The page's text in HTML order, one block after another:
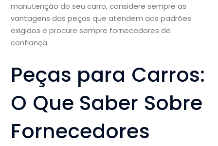
manutenção do seu carro, considere sempre as
vantagens das peças que atendem aos padrões
exigidos e procure sempre fornecedores de
confiança.
Peças para Carros:
O Que Saber Sobre
Fornecedores